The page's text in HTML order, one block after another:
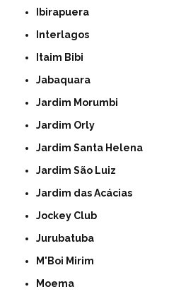
Ibirapuera
Interlagos
Itaim Bibi
Jabaquara
Jardim Morumbi
Jardim Orly
Jardim Santa Helena
Jardim São Luiz
Jardim das Acácias
Jockey Club
Jurubatuba
M'Boi Mirim
Moema